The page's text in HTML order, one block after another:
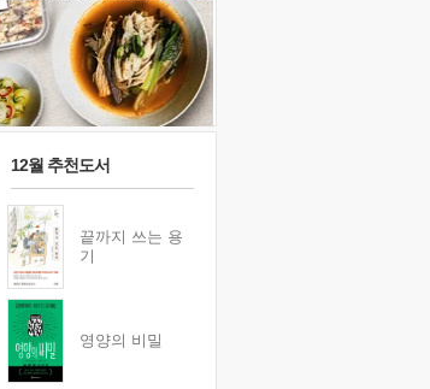
12월 추천도서
끝까지 쓰는 용
기
영양의 비밀